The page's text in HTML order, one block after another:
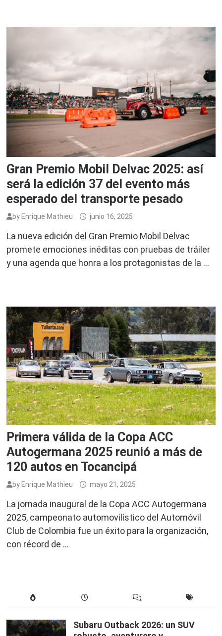
Gran Premio Mobil Delvac 2025: así
será la edición 37 del evento más
esperado del transporte pesado
by Enrique Mathieu junio 16, 2025
La nueva edición del Gran Premio Mobil Delvac
promete emociones inéditas con pruebas de tráiler
y una agenda que honra a los protagonistas de la …
Primera válida de la Copa ACC
Autogermana 2025 reunió a más de
120 autos en Tocancipá
by Enrique Mathieu mayo 21, 2025
La jornada inaugural de la Copa ACC Autogermana
2025, campeonato automovilístico del Automóvil
Club de Colombia fue un éxito para la organización,
con récord de …
Subaru Outback 2026: un SUV